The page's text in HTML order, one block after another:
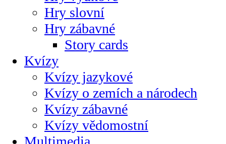
Hry slovní
Hry zábavné
Story cards
Kvízy
Kvízy jazykové
Kvízy o zemích a národech
Kvízy zábavné
Kvízy vědomostní